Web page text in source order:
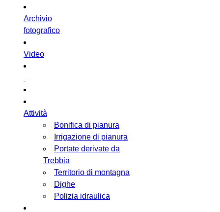
Archivio
fotografico
Video
Attività
Bonifica di pianura
Irrigazione di pianura
Portate derivate da
Trebbia
Territorio di montagna
Dighe
Polizia idraulica